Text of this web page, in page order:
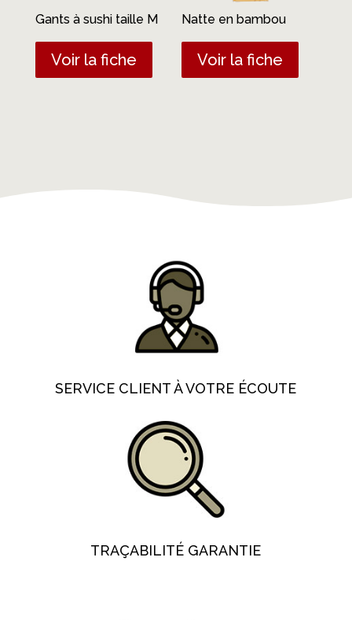
Gants à sushi taille M
Voir la fiche
Natte en bambou
Voir la fiche
SERVICE CLIENT À VOTRE ÉCOUTE
TRAÇABILITÉ GARANTIE